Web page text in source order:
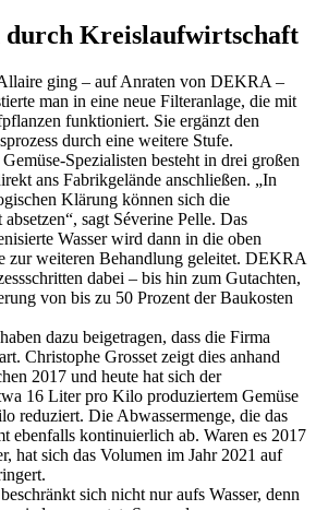
durch Kreislaufwirtschaft
ging – auf Anraten von DEKRA –
man in eine neue Filteranlage, die mit
funktioniert. Sie ergänzt den
durch eine weitere Stufe.
Spezialisten besteht in drei großen
ans Fabrikgelände anschließen. „In
Klärung können sich die
sagt Séverine Pelle. Das
Wasser wird dann in die oben
zur weiteren Behandlung geleitet. DEKRA
dabei – bis hin zum Gutachten,
von bis zu 50 Prozent der Baukosten
dazu beigetragen, dass die Firma
Christophe Grosset zeigt dies anhand
2017 und heute hat sich der
16 Liter pro Kilo produziertem Gemüse
reduziert. Die Abwassermenge, die das
ebenfalls kontinuierlich ab. Waren es 2017
hat sich das Volumen im Jahr 2021 auf
sich nicht nur aufs Wasser, denn